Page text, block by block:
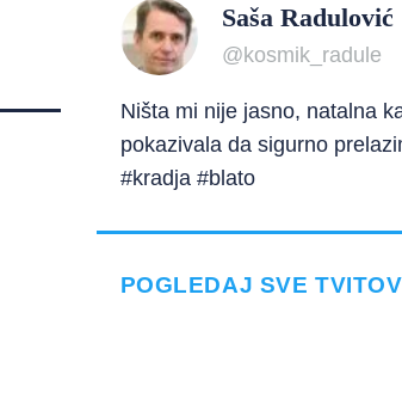
Saša Radulović
@kosmik_radule
Ništa mi nije jasno, natalna
pokazivala da sigurno
#kradja #blato
POGLEDAJ SVE